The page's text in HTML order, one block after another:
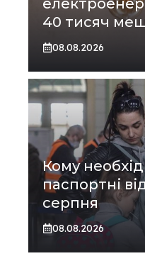
40 тисяч
08.08.2026
Кому
паспортні
серпня
08.08.2026